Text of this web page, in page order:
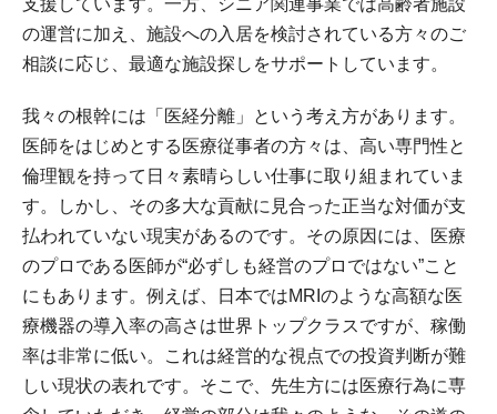
の運営に加え、施設への入居を検討されている方々のご
相談に応じ、最適な施設探しをサポートしています。
我々の根幹には「医経分離」という考え方があります。
医師をはじめとする医療従事者の方々は、高い専門性と
倫理観を持って日々素晴らしい仕事に取り組まれていま
す。しかし、その多大な貢献に見合った正当な対価が支
払われていない現実があるのです。その原因には、医療
のプロである医師が“必ずしも経営のプロではない”こと
にもあります。例えば、日本ではMRIのような高額な医
療機器の導入率の高さは世界トップクラスですが、稼働
率は非常に低い。これは経営的な視点での投資判断が難
しい現状の表れです。そこで、先生方には医療行為に専